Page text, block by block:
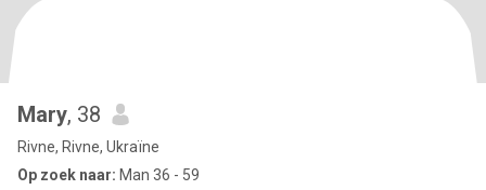
Mary, 38
Rivne, Rivne, Ukraïne
Op zoek naar: Man 36 - 59